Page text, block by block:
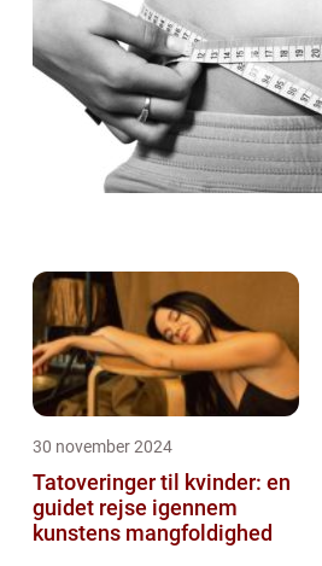
30 november 2024
Tatoveringer til kvinder: en
guidet rejse igennem
kunstens mangfoldighed